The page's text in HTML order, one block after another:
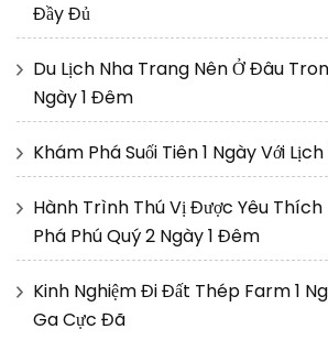
Đầy Đủ
Du Lịch Nha Trang Nên Ở Đâu
Ngày 1 Đêm
Khám Phá Suối Tiên 1 Ngày Với
Hành Trình Thú Vị Được Yêu
Phá Phú Quý 2 Ngày 1 Đêm
Kinh Nghiệm Đi Đất Thép Farm 1
Ga Cực Đã